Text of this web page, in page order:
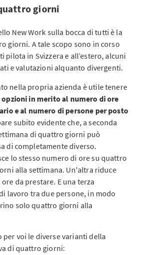
giorni
New Work sulla bocca di tutti è la
giorni. A tale scopo sono in corso
pilota in Svizzera e all’estero, alcuni
e valutazioni alquanto divergenti.
nella propria azienda è utile tenere
opzioni in merito al numero di ore
e al numero di persone per posto
subito evidente che, a seconda
di quattro giorni può
di completamente diverso.
lo stesso numero di ore su quattro
alla settimana. Un'altra riduce
da prestare. E una terza
lavoro tra due persone, in modo
solo quattro giorni alla
voi le diverse varianti della
di quattro giorni: